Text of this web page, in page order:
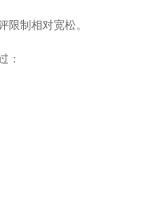
限制相对宽松。
：